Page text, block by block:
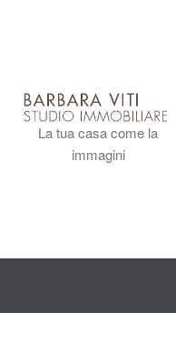
La tua casa come la
immagini